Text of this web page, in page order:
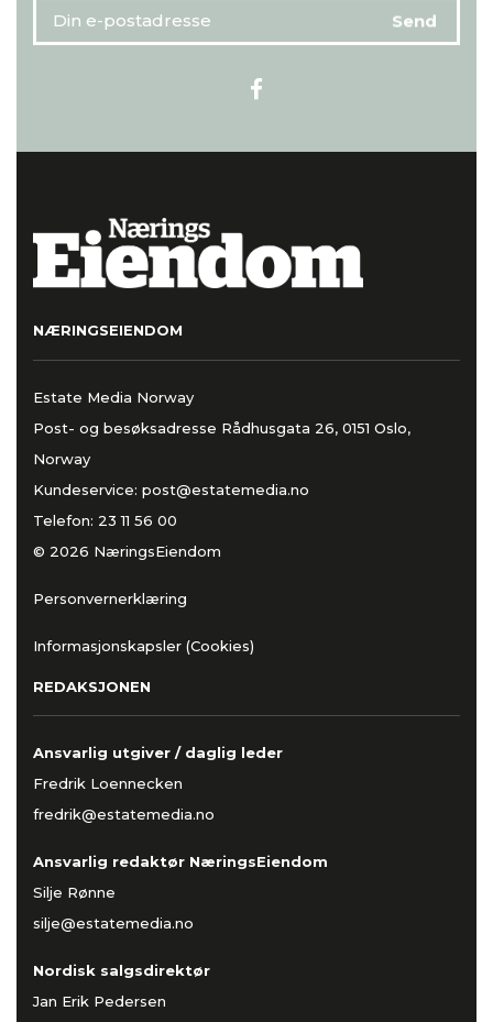
NÆRINGSEIENDOM
Estate Media Norway
Post- og besøksadresse Rådhusgata 26, 0151 Oslo,
Norway
Kundeservice: post@estatemedia.no
Telefon: 23 11 56 00
© 2026 NæringsEiendom
Personvernerklæring
Informasjonskapsler (Cookies)
REDAKSJONEN
Ansvarlig utgiver / daglig leder
Fredrik Loennecken
fredrik@estatemedia.no
Ansvarlig redaktør NæringsEiendom
Silje Rønne
silje@estatemedia.no
Nordisk salgsdirektør
Jan Erik Pedersen